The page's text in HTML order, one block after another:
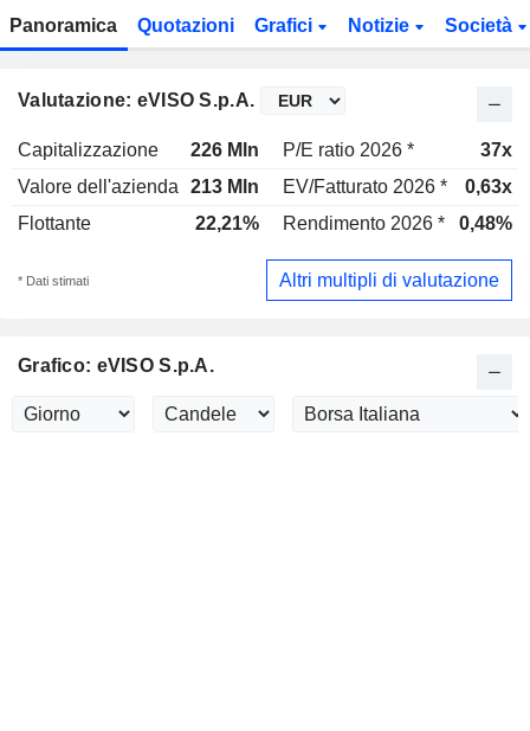
Panoramica Quotazioni Grafici Notizie Società
Valutazione: eVISO S.p.A.
Capitalizzazione 226 Mln P/E ratio 2026 *
37x
Valore dell'azienda
213 Mln EV/Fatturato 2026 *
0,63x
Flottante
22,21% Rendimento 2026 * 0,48%
* Dati stimati Altri multipli di valutazione
Grafico: eVISO S.p.A.